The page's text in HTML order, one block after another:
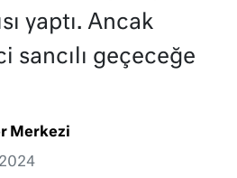
yaptı. Ancak
sancılı geçeceğe
Merkezi